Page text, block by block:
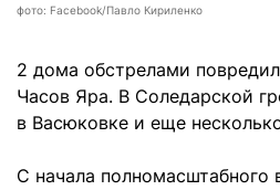
фото: Facebook/Павло Кириленко
2 дома обстрелами
Часов Яра. В Соледарской
в Васюковке и еще
С начала полномасштабного